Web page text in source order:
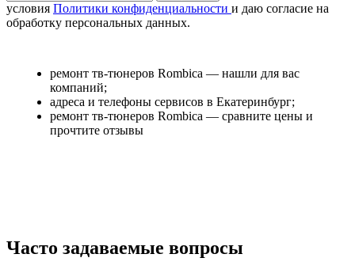
условия Политики конфиденциальности и даю согласие на
обработку персональных данных.
ремонт тв-тюнеров Rombica — нашли для вас
компаний;
адреса и телефоны сервисов в Екатеринбург;
ремонт тв-тюнеров Rombica — сравните цены и
прочтите отзывы
Часто задаваемые вопросы